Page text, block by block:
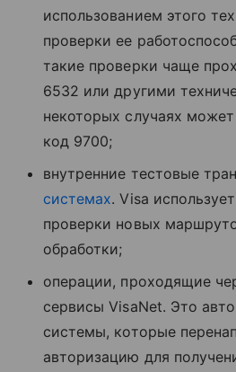
использованием этого
проверки ее
такие проверки чаще
6532 или другими
некоторых случаях
код 9700;
внутренние тестовые
системах. Visa
проверки новых
обработки;
операции, проходящие
сервисы VisaNet. Это
системы, которые
авторизацию для